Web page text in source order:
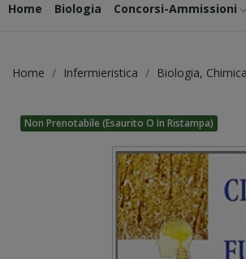
Home Biologia Concorsi-Ammissioni
Home Infermieristica Biologia,
Non Prenotabile (esaurito O In Ristampa)